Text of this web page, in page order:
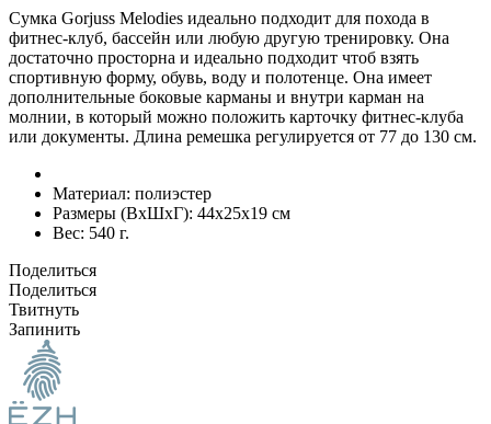
Сумка Gorjuss Melodies идеально подходит для похода в
фитнес-клуб, бассейн или любую другую тренировку. Она
достаточно просторна и идеально подходит чтоб взять
спортивную форму, обувь, воду и полотенце. Она имеет
дополнительные боковые карманы и внутри карман на
молнии, в который можно положить карточку фитнес-клуба
или документы. Длина ремешка регулируется от 77 до 130 см.
Материал: полиэстер
Размеры (ВxШxГ): 44x25x19 см
Вес: 540 г.
Поделиться
Поделиться
Твитнуть
Запинить